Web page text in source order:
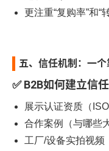
更注重“复购率”和“
五、信任机制：一
✅ B2B如何建立信任
展示认证资质（
合作案例（与哪些
工厂/设备实拍视频